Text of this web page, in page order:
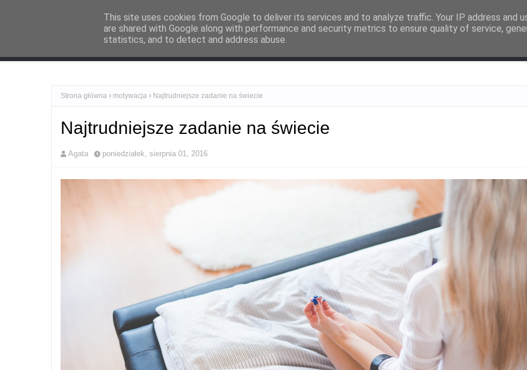
Recenzje Popkulturalne zapiski
Strona główna motywacja Najtrudniejsze zadanie na świecie
Najtrudniejsze zadanie na świecie
Agata poniedziałek, sierpnia 01, 2016
This site uses cookies from Google to deliver its services and to analyze traffic. Your IP address and
are shared with Google along with performance and security metrics to ensure quality of service,
statistics, and to detect and address abuse.